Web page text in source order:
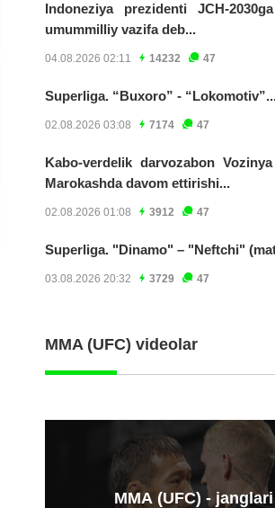
Indoneziya prezidenti JCH-
umummilliy vazifa deb...
04.08.2026 02:11 14232 47
Superliga. “Buxoro” -
02.08.2026 03:08 7174 47
Kabo-verdelik darvozabon
Marokashda davom ettirishi...
02.08.2026 01:08 3912 47
Superliga. "Dinamo" – "Neftchi"
03.08.2026 20:32 3729 47
MMA (UFC) videolar
ММА (UFC) - janglari